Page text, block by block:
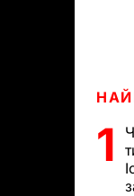
1